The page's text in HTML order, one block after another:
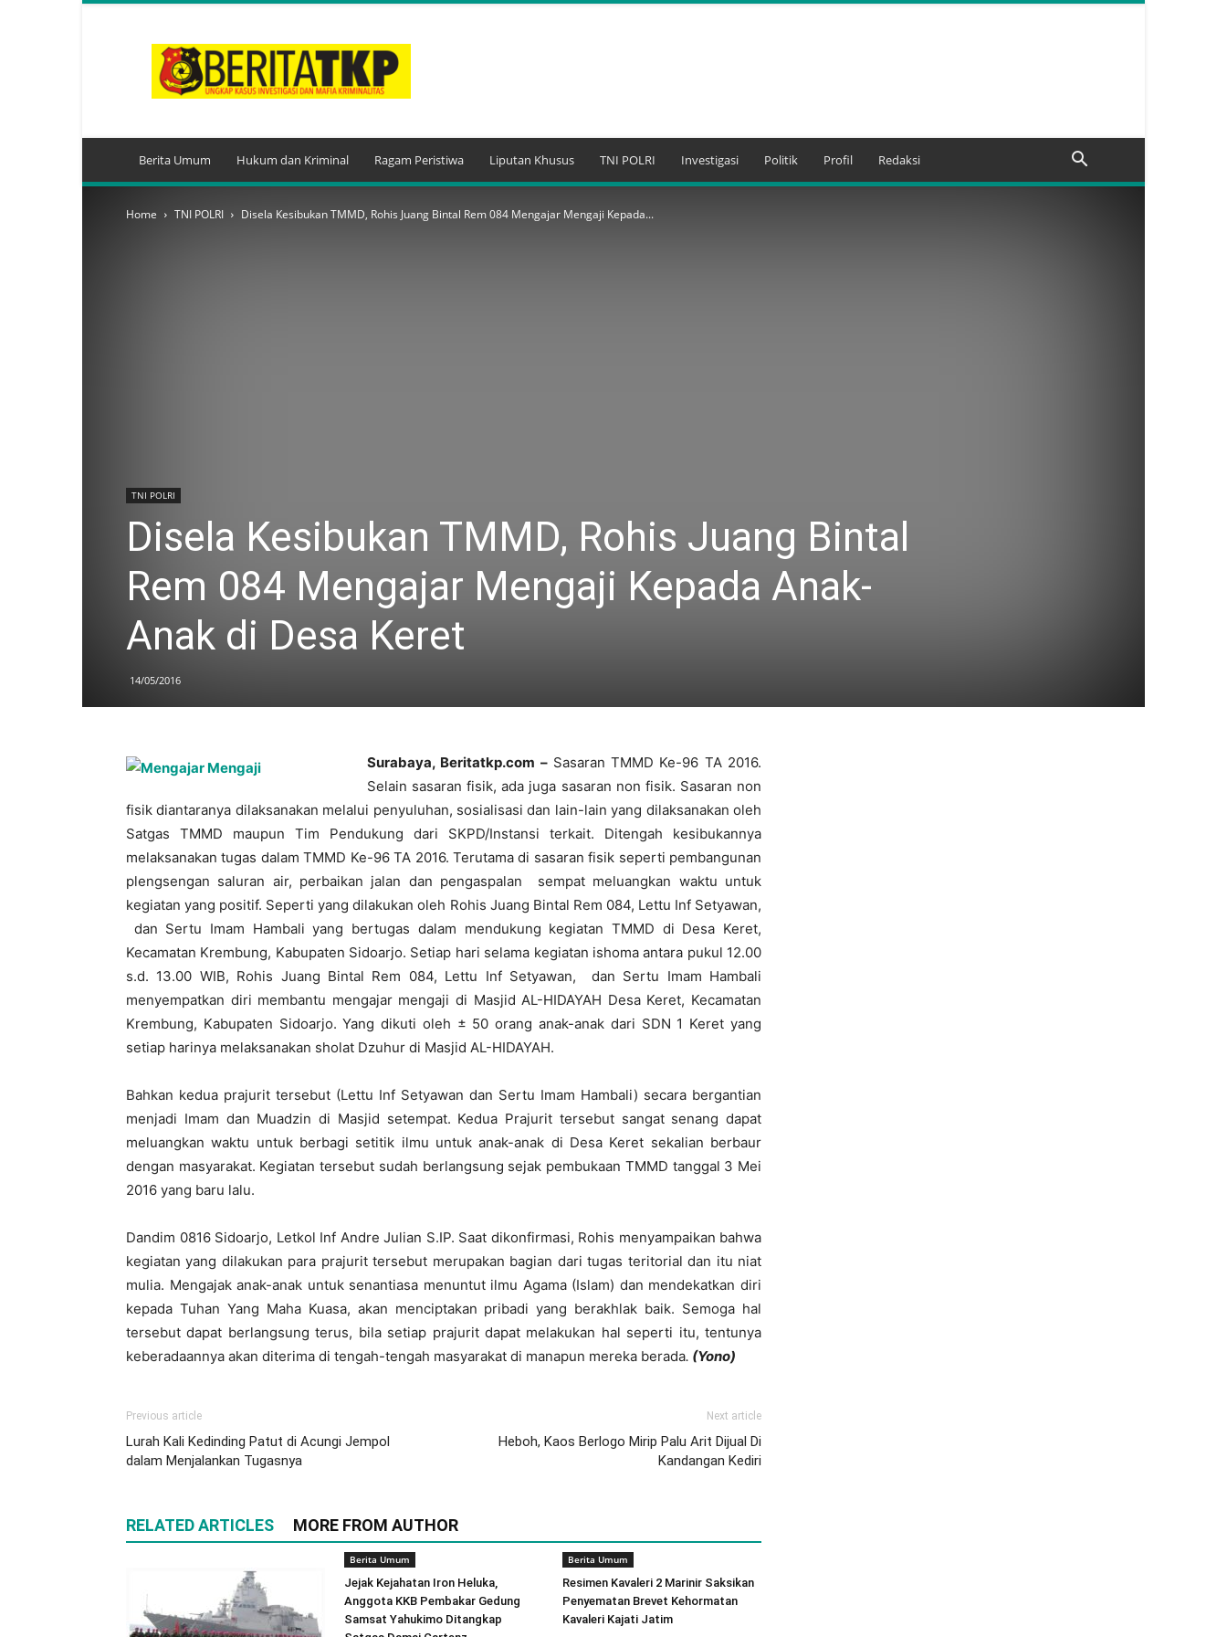
Berita Umum Hukum dan Kriminal Ragam Peristiwa Liputan Khusus TNI POLRI Investigasi Politik Profil Redaksi
Home TNI POLRI Disela Kesibukan TMMD, Rohis Juang Bintal Rem 084 Mengajar Mengaji Kepada...
TNI POLRI
Disela Kesibukan TMMD, Rohis Juang Bintal
Rem 084 Mengajar Mengaji Kepada Anak-
Anak di Desa Keret
14/05/2016
Surabaya, Beritatkp.com –Sasaran TMMD Ke-96 TA 2016.
Selain sasaran fisik, ada juga sasaran non fisik. Sasaran non
fisik diantaranya dilaksanakan melalui penyuluhan, sosialisasi dan lain-lain yang dilaksanakan oleh
Satgas TMMD maupun Tim Pendukung dari SKPD/Instansi terkait. Ditengah kesibukannya
melaksanakan tugas dalam TMMD Ke-96 TA 2016. Terutama di sasaran fisik seperti pembangunan
plengsengan saluran air, perbaikan jalan dan pengaspalan sempat meluangkan waktu untuk
kegiatan yang positif. Seperti yang dilakukan oleh Rohis Juang Bintal Rem 084, Lettu Inf Setyawan,
dan Sertu Imam Hambali yang bertugas dalam mendukung kegiatan TMMD di Desa Keret,
Kecamatan Krembung, Kabupaten Sidoarjo. Setiap hari selama kegiatan ishoma antara pukul 12.00
s.d. 13.00 WIB, Rohis Juang Bintal Rem 084, Lettu Inf Setyawan, dan Sertu Imam Hambali
menyempatkan diri membantu mengajar mengaji di Masjid AL-HIDAYAH Desa Keret, Kecamatan
Krembung, Kabupaten Sidoarjo. Yang dikuti oleh ± 50 orang anak-anak dari SDN 1 Keret yang
setiap harinya melaksanakan sholat Dzuhur di Masjid AL-HIDAYAH.
Bahkan kedua prajurit tersebut (Lettu Inf Setyawan dan Sertu Imam Hambali) secara bergantian
menjadi Imam dan Muadzin di Masjid setempat. Kedua Prajurit tersebut sangat senang dapat
meluangkan waktu untuk berbagi setitik ilmu untuk anak-anak di Desa Keret sekalian berbaur
dengan masyarakat. Kegiatan tersebut sudah berlangsung sejak pembukaan TMMD tanggal 3 Mei
2016 yang baru lalu.
Dandim 0816 Sidoarjo, Letkol Inf Andre Julian S.IP. Saat dikonfirmasi, Rohis menyampaikan bahwa
kegiatan yang dilakukan para prajurit tersebut merupakan bagian dari tugas teritorial dan itu niat
mulia. Mengajak anak-anak untuk senantiasa menuntut ilmu Agama (Islam) dan mendekatkan diri
kepada Tuhan Yang Maha Kuasa, akan menciptakan pribadi yang berakhlak baik. Semoga hal
tersebut dapat berlangsung terus, bila setiap prajurit dapat melakukan hal seperti itu, tentunya
keberadaannya akan diterima di tengah-tengah masyarakat di manapun mereka berada. (Yono)
Previous article
Lurah Kali Kedinding Patut di Acungi Jempol
dalam Menjalankan Tugasnya
Next article
Heboh, Kaos Berlogo Mirip Palu Arit Dijual Di
Kandangan Kediri
RELATED ARTICLES MORE FROM AUTHOR
Berita Umum
Jejak Kejahatan Iron Heluka,
Anggota KKB Pembakar Gedung
Samsat Yahukimo Ditangkap
Berita Umum
Resimen Kavaleri 2 Marinir Saksikan
Penyematan Brevet Kehormatan
Kavaleri Kajati Jatim